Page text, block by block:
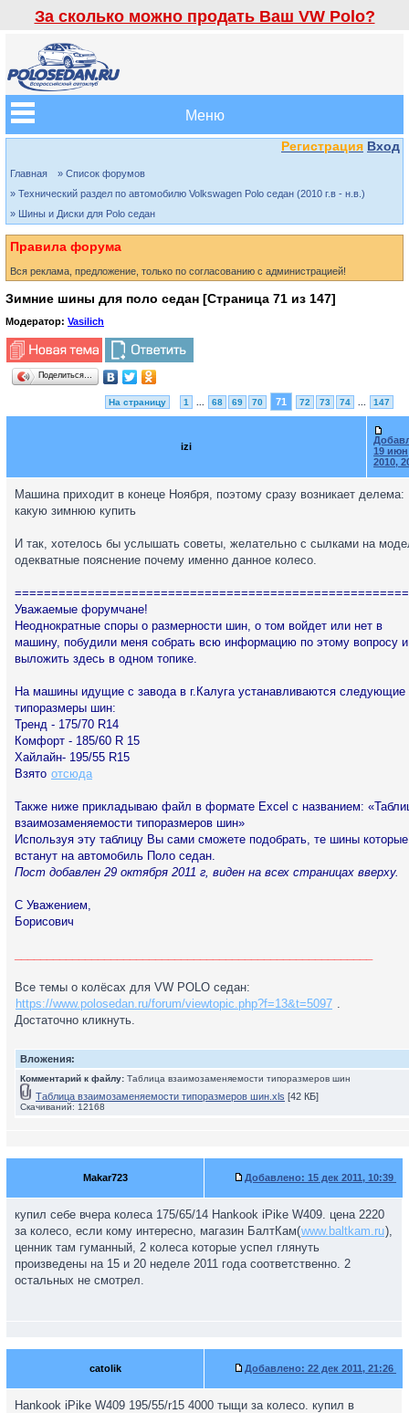
За сколько можно продать Ваш VW Polo?
Меню
Регистрация Вход
Главная
» Список форумов
» Технический раздел по автомобилю Volkswagen Polo седан (2010 г.в - н.в.)
» Шины и Диски для Polo седан
Правила форума
Вся реклама, предложение, только по согласованию с администрацией!
Зимние шины для поло седан [Страница 71 из 147]
Модератор: Vasilich
Поделиться…
На страницу 1 68 69 70 71 72 73 74 147
izi
19 июн
2010,
Машина приходит в конеце Ноября, поэтому сразу возникает делема:
какую зимнюю купить
И так, хотелось бы услышать советы, желательно с сылками на
одекватные пояснение почему именно данное колесо.
Уважаемые форумчане!
Неоднократные споры о размерности шин, о том войдет или нет в
машину, побудили меня собрать всю информацию по этому вопросу и
выложить здесь в одном топике.
На машины идущие с завода в г.Калуга устанавливаются следующие
типоразмеры шин:
Тренд - 175/70 R14
Комфорт - 185/60 R 15
Хайлайн- 195/55 R15
Взято отсюда
Также ниже прикладываю файл в формате Excel с названием:
взаимозаменяемости типоразмеров шин»
Используя эту таблицу Вы сами сможете подобрать, те шины которые
встанут на автомобиль Поло седан.
Пост добавлен 29 октября 2011 г, виден на всех страницах вверху.
С Уважением,
Борисович
Все темы о колёсах для VW POLO седан:
https://www.polosedan.ru/forum/viewtopic.php?f=13&t=5097 .
Достаточно кликнуть.
Вложения:
Комментарий к файлу: Таблица взаимозаменяемости типоразмеров шин
Таблица взаимозаменяемости типоразмеров шин.xls [42 КБ]
Скачиваний: 12168
Makar723 Добавлено: 15 дек 2011, 10:39
купил себе вчера колеса 175/65/14 Hankook iPike W409. цена 2220
за колесо, если кому интересно, магазин БалтКам(www.baltkam.ru),
ценник там гуманный, 2 колеса которые успел глянуть
произведены на 15 и 20 неделе 2011 года соответственно. 2
остальных не смотрел.
catolik Добавлено: 22 дек 2011, 21:26
Hankook iPike W409 195/55/r15 4000 тыщи за колесо. купил в